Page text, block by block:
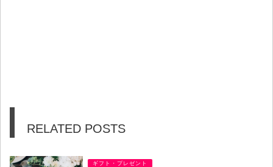
RELATED POSTS
ギフト・プレゼント